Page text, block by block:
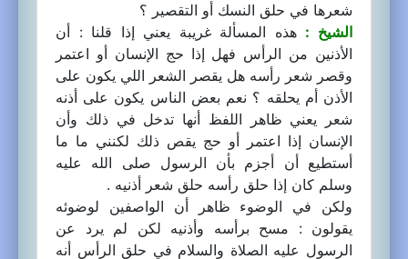
شعرها في حلق النسك أو التقصير ؟
الشيخ : هذه المسألة غريبة يعني إذا قلنا : أن
الأذنين من الرأس فهل إذا حج الإنسان أو اعتمر
وقصر شعر رأسه هل يقصر الشعر اللي يكون على
الأذن أم يحلقه ؟ نعم بعض الناس يكون على أذنه
شعر يعني ظاهر اللفظ أنها تدخل في ذلك وأن
الإنسان إذا اعتمر أو حج يقص ذلك لكنني ما ما
أستطيع أن أجزم بأن الرسول صلى الله عليه
وسلم كان إذا حلق رأسه حلق شعر أذنيه .
ولكن في الوضوء ظاهر أن الواصفين لوضوئه
يقولون : مسح برأسه وأذنيه لكن لم يرد عن
الرسول عليه الصلاة والسلام في حلق الرأس أنه